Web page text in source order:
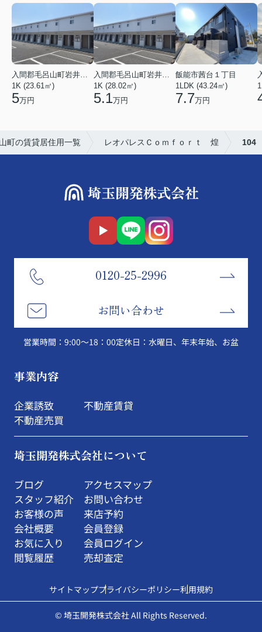
1K (23.61㎡)
5万円
1K (28.02㎡)
5.1万円
飯能市茜台１丁目
1LDK (43.24㎡)
7.7万円
町の賃貸居住用一覧 レオパレスＣｏｍｆｏｒｔ 煌 104
0120-25-2996
お問い合わせ
営業時間：9:00～18：00定休日：水曜日、年末年始、お盆
事業内容
企業誘致
不動産売買
不動産賃貸
埼玉開発株式会社について
ブログ
スタッフ紹介
お客様の声
会社概要
お気に入り
閲覧履歴
アクセスマップ
お問い合わせ
来店予約
会員登録
会員ログイン
売却査定
サイトマッププライバシーポリシー利用規約
© 埼玉開発株式会社 All Rights Reserved.